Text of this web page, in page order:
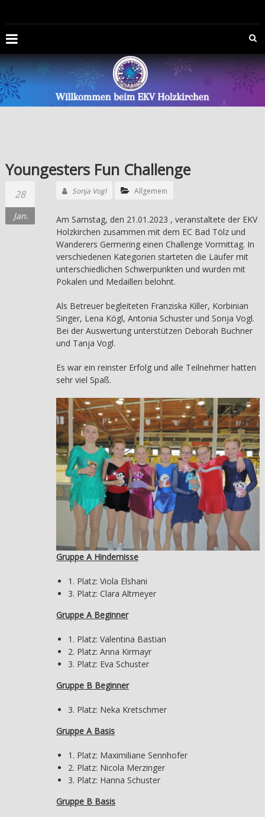
EISKUNSTLAUFVEREIN
HOLZKIRCHEN
E.V.
Die
Offizelle
e.V.
Youngesters Fun Challenge
28
Jan.
Sonja Vogl Allgemein
Am Samstag, den 21.01.2023 , veranstaltete der EKV
Holzkirchen zusammen mit dem EC Bad Tölz und
Wanderers Germering einen Challenge Vormittag. In
verschiedenen Kategorien starteten die Läufer mit
unterschiedlichen Schwerpunkten und wurden mit
Pokalen und Medaillen belohnt.
Als Betreuer begleiteten Franziska Killer, Korbinian
Singer, Lena Kögl, Antonia Schuster und Sonja Vogl.
Bei der Auswertung unterstützen Deborah Buchner
und Tanja Vogl.
Es war ein reinster Erfolg und alle Teilnehmer hatten
sehr viel Spaß.
Gruppe A Hindernisse
1. Platz: Viola Elshani
3. Platz: Clara Altmeyer
Gruppe A Beginner
1. Platz: Valentina Bastian
2. Platz: Anna Kirmayr
3. Platz: Eva Schuster
Gruppe B Beginner
3. Platz: Neka Kretschmer
Gruppe A Basis
1. Platz: Maximiliane Sennhofer
2. Platz: Nicola Merzinger
3. Platz: Hanna Schuster
Gruppe B Basis